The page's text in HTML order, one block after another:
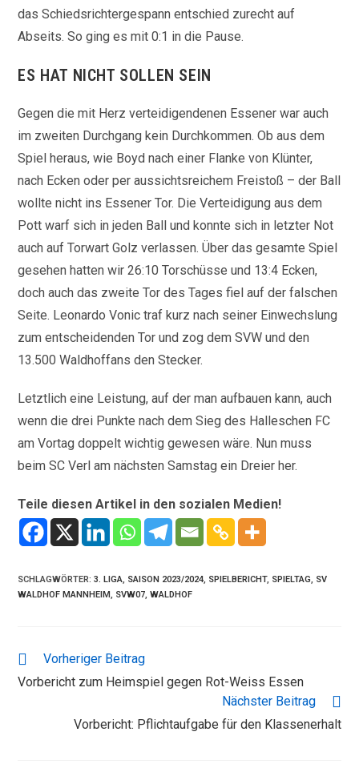
das Schiedsrichtergespann entschied zurecht auf
Abseits. So ging es mit 0:1 in die Pause.
ES HAT NICHT SOLLEN SEIN
Gegen die mit Herz verteidigendenen Essener war auch
im zweiten Durchgang kein Durchkommen. Ob aus dem
Spiel heraus, wie Boyd nach einer Flanke von Klünter,
nach Ecken oder per aussichtsreichem Freistoß – der Ball
wollte nicht ins Essener Tor. Die Verteidigung aus dem
Pott warf sich in jeden Ball und konnte sich in letzter Not
auch auf Torwart Golz verlassen. Über das gesamte Spiel
gesehen hatten wir 26:10 Torschüsse und 13:4 Ecken,
doch auch das zweite Tor des Tages fiel auf der falschen
Seite. Leonardo Vonic traf kurz nach seiner Einwechslung
zum entscheidenden Tor und zog dem SVW und den
13.500 Waldhoffans den Stecker.
Letztlich eine Leistung, auf der man aufbauen kann, auch
wenn die drei Punkte nach dem Sieg des Halleschen FC
am Vortag doppelt wichtig gewesen wäre. Nun muss
beim SC Verl am nächsten Samstag ein Dreier her.
Teile diesen Artikel in den sozialen Medien!
SCHLAGWÖRTER:3. LIGA, SAISON 2023/2024, SPIELBERICHT, SPIELTAG, SV
WALDHOF MANNHEIM, SVW07, WALDHOF
WEITERE
ANSEHEN
Vorheriger Beitrag
Vorbericht zum Heimspiel gegen Rot-Weiss Essen
Nächster Beitrag
Vorbericht: Pflichtaufgabe für den Klassenerhalt